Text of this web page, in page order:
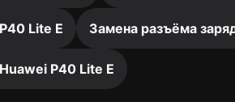
Lite E Замена разъёма
P40 Lite E